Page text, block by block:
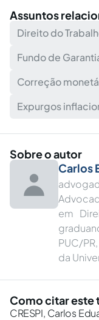
Assuntos
Direito do
Fundo de
Correção
Expurgos
Sobre o autor
Carlos
em
PUC/
da
Como citar este
CRESPI, Carlos